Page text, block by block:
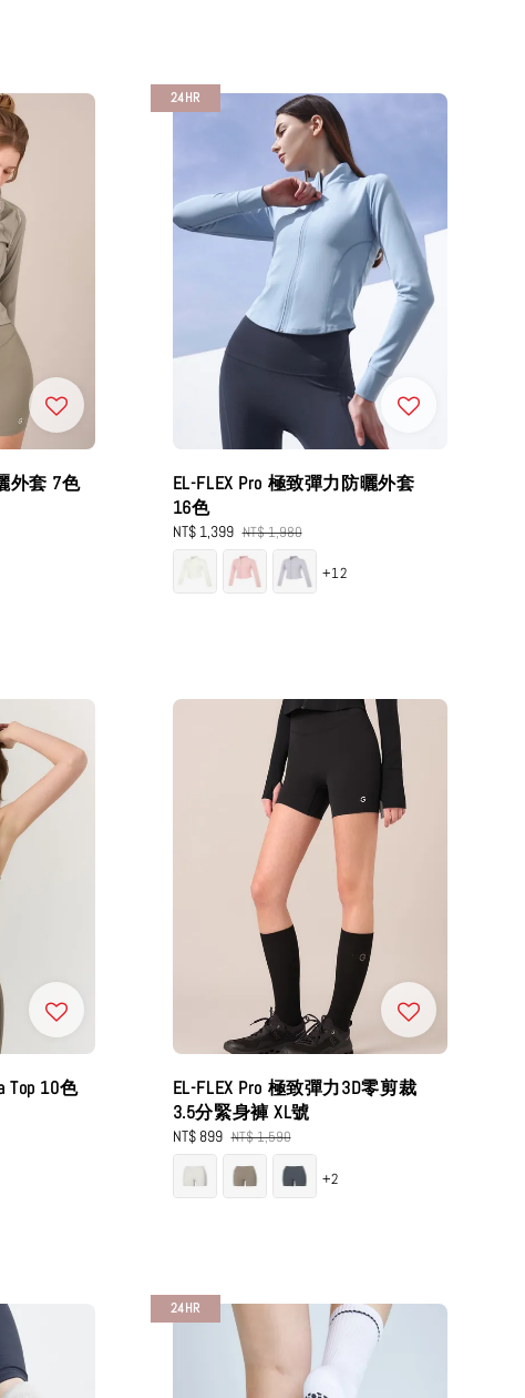
外套 7色
24HR
EL-FLEX Pro 極致彈力防曬外套
16色
Sale
price
NT$ 1,399 Regular
price
NT$ 1,980
+12
Top 10色
EL-FLEX Pro 極致彈力3D零剪裁
3.5分緊身褲 XL號
Sale
price
NT$ 899 Regular
price
NT$ 1,590
+2
24HR